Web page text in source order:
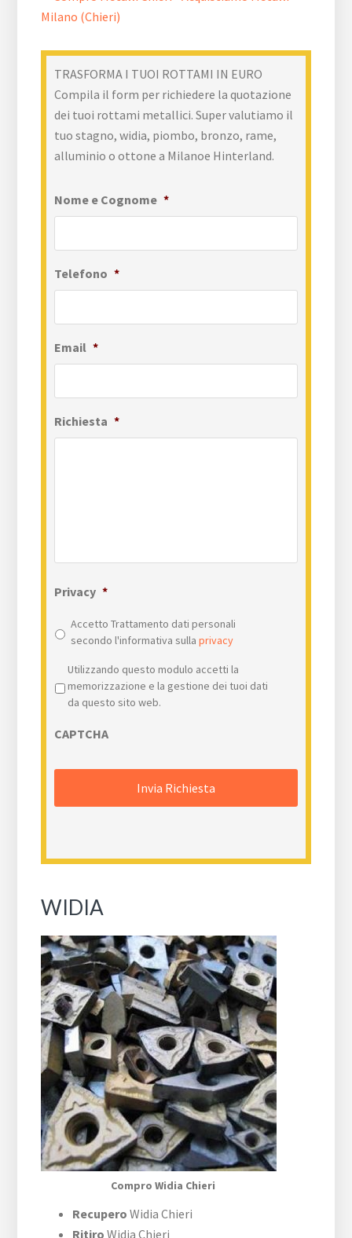
TRASFORMA I TUOI ROTTAMI IN EURO
Compila il form per richiedere la quotazione
dei tuoi rottami metallici. Super valutiamo il
tuo stagno, widia, piombo, bronzo, rame,
alluminio o ottone a Milanoe Hinterland.
Nome e Cognome *
Telefono *
Email *
Richiesta *
Privacy *
Accetto Trattamento dati personali
secondo l'informativa sullaprivacy
Privacy *
Utilizzando questo modulo accetti la
memorizzazione e la gestione dei tuoi dati
da questo sito web.
CAPTCHA
WIDIA
Compro Widia Chieri
RecuperoWidia Chieri
Ritiro Widia Chieri